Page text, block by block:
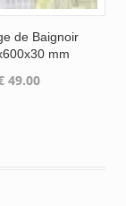
de Baignoir
mm
49.00